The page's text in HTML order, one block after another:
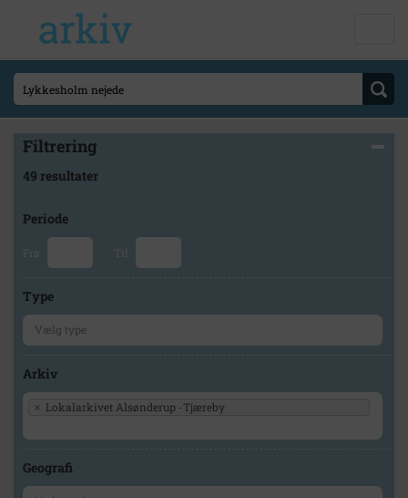
Filtrering
49 resultater
Periode
Fra Til
Type
Arkiv
× Lokalarkivet Alsønderup -Tjæreby
Geografi